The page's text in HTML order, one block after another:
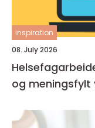
inspiration
08. July 2026
Helsefagarbeider
og meningsfylt